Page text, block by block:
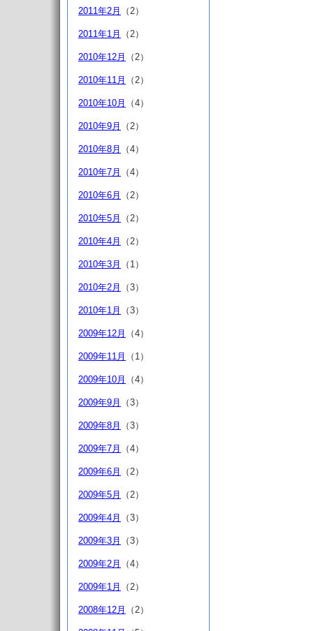
2011年2月 （2）
2011年1月 （2）
2010年12月 （2）
2010年11月 （2）
2010年10月 （4）
2010年9月 （2）
2010年8月 （4）
2010年7月 （4）
2010年6月 （2）
2010年5月 （2）
2010年4月 （2）
2010年3月 （1）
2010年2月 （3）
2010年1月 （3）
2009年12月 （4）
2009年11月 （1）
2009年10月 （4）
2009年9月 （3）
2009年8月 （3）
2009年7月 （4）
2009年6月 （2）
2009年5月 （2）
2009年4月 （3）
2009年3月 （3）
2009年2月 （4）
2009年1月 （2）
2008年12月 （2）